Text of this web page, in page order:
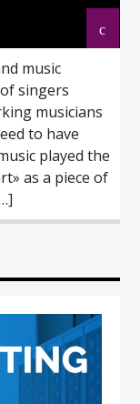
music
singers
musicians
to have
played the
as a piece of